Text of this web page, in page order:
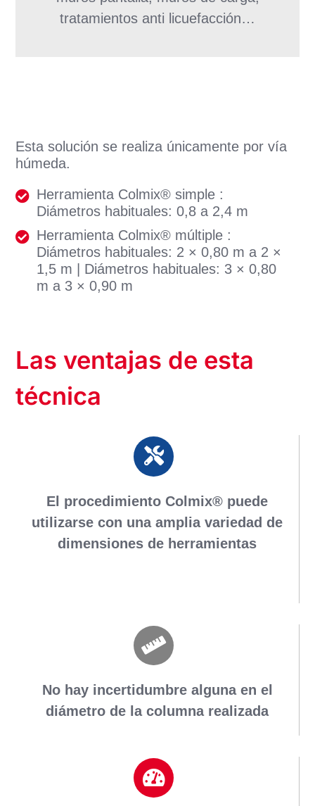
tratamientos anti licuefacción…
Esta solución se realiza únicamente por vía
húmeda.
Herramienta Colmix® simple :
Diámetros habituales: 0,8 a 2,4 m
Herramienta Colmix® múltiple :
Diámetros habituales: 2 × 0,80 m a 2 ×
1,5 m | Diámetros habituales: 3 × 0,80
m a 3 × 0,90 m
Las ventajas de esta
técnica
El procedimiento Colmix® puede
utilizarse con una amplia variedad de
dimensiones de herramientas
No hay incertidumbre alguna en el
diámetro de la columna realizada